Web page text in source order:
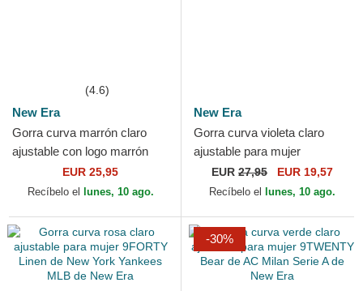
(4.6)
New Era
Gorra curva marrón claro
ajustable con logo marrón
claro para mujer 9FORTY
League Essential de...
EUR 25,95
Recíbelo el lunes, 10 ago.
New Era
Gorra curva violeta claro
ajustable para mujer
9TWENTY Gingham de New
York Yankees MLB de New
EUR 27,95 EUR 19,57
Recíbelo el lunes, 10 ago.
-30%